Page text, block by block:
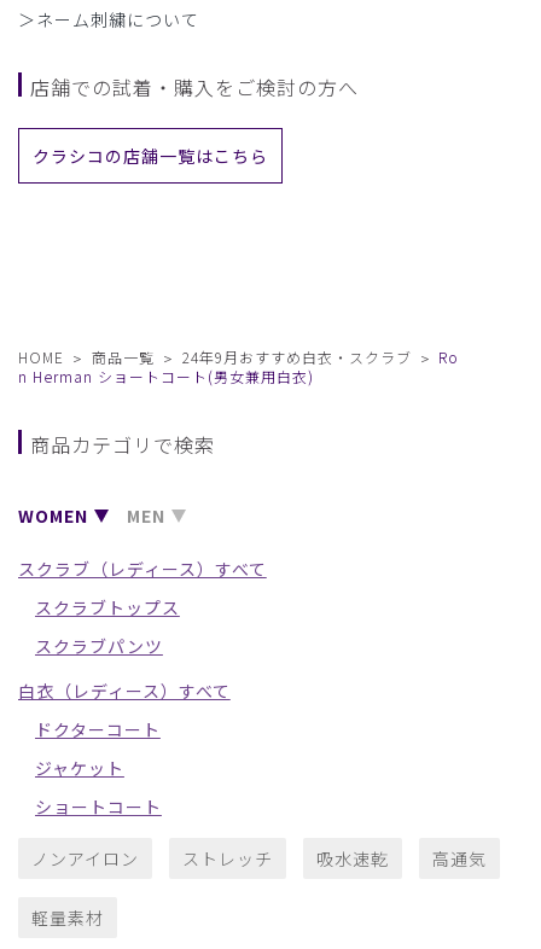
＞ネーム刺繍について
店舗での試着・購入をご検討の方へ
クラシコの店舗一覧はこちら
HOME 商品一覧 24年9月おすすめ白衣・スクラブ
Ro
n Herman ショートコート(男女兼用白衣)
商品カテゴリで検索
WOMEN MEN
スクラブ（レディース）すべて
スクラブトップス
スクラブパンツ
白衣（レディース）すべて
ドクターコート
ジャケット
ショートコート
ノンアイロン ストレッチ 吸水速乾 高通気
軽量素材